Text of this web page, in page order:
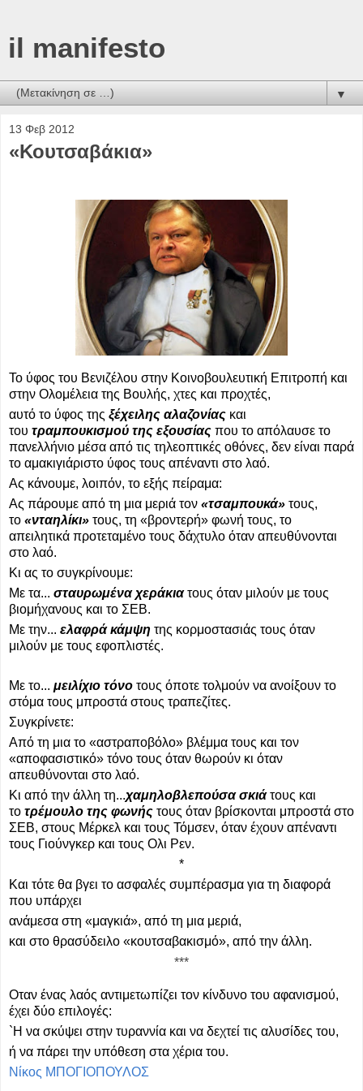
il manifesto
▼
13 Φεβ 2012
«Κουτσαβάκια»
Το ύφος του Βενιζέλου στην Κοινοβουλευτική Επιτροπή και
στην Ολομέλεια της Βουλής, χτες και προχτές,
αυτό το ύφος της ξέχειλης αλαζονίας και
του τραμπουκισμού της εξουσίας που το απόλαυσε το
πανελλήνιο μέσα από τις τηλεοπτικές οθόνες, δεν είναι παρά
το αμακιγιάριστο ύφος τους απέναντι στο λαό.
Ας κάνουμε, λοιπόν, το εξής πείραμα:
Ας πάρουμε από τη μια μεριά τον «τσαμπουκά» τους,
το «νταηλίκι» τους, τη «βροντερή» φωνή τους, το
απειλητικά προτεταμένο τους δάχτυλο όταν απευθύνονται
στο λαό.
Κι ας το συγκρίνουμε:
Με τα... σταυρωμένα χεράκιατους όταν μιλούν με τους
βιομήχανους και το ΣΕΒ.
Με την... ελαφρά κάμψη της κορμοστασιάς τους όταν
μιλούν με τους εφοπλιστές.
Με το... μειλίχιο τόνο τους όποτε τολμούν να ανοίξουν το
στόμα τους μπροστά στους τραπεζίτες.
Συγκρίνετε:
Από τη μια το «αστραποβόλο» βλέμμα τους και τον
«αποφασιστικό» τόνο τους όταν θωρούν κι όταν
απευθύνονται στο λαό.
Κι από την άλλη τη...χαμηλοβλεπούσα σκιάτους και
το τρέμουλο της φωνής τους όταν βρίσκονται μπροστά στο
ΣΕΒ, στους Μέρκελ και τους Τόμσεν, όταν έχουν απέναντι
τους Γιούνγκερ και τους Ολι Ρεν.
*
Και τότε θα βγει το ασφαλές συμπέρασμα για τη διαφορά
που υπάρχει
ανάμεσα στη «μαγκιά», από τη μια μεριά,
και στο θρασύδειλο «κουτσαβακισμό», από την άλλη.
***
Οταν ένας λαός αντιμετωπίζει τον κίνδυνο του αφανισμού,
έχει δύο επιλογές:
`Η να σκύψει στην τυραννία και να δεχτεί τις αλυσίδες του,
ή να πάρει την υπόθεση στα χέρια του.
Νίκος ΜΠΟΓΙΟΠΟΥΛΟΣ